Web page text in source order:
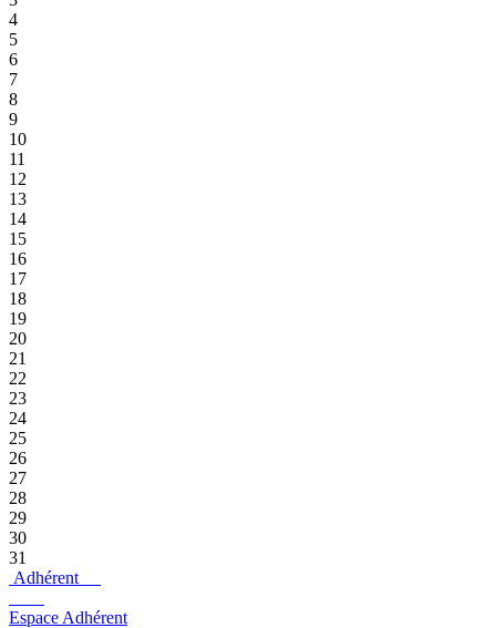
4
5
6
7
8
9
10
11
12
13
14
15
16
17
18
19
20
21
22
23
24
25
26
27
28
29
30
31
Adhérent
Espace Adhérent